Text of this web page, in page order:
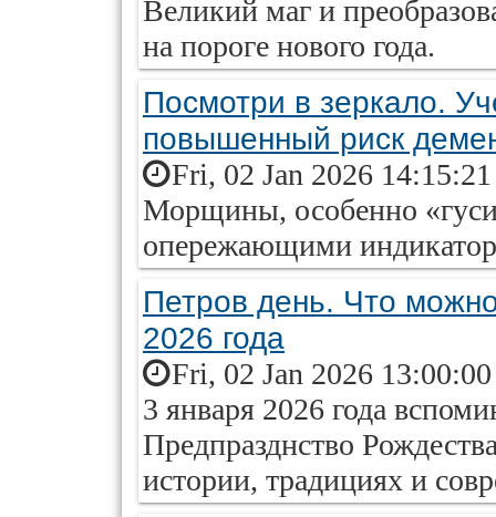
Великий маг и
на пороге нового года.
Посмотри в зеркало.
повышенный риск
Fri, 02 Jan 2026
Морщины, особенно
опережающими
Петров день. Что
2026 года
Fri, 02 Jan 2026
3 января 2026 года
Предпразднство
истории, традициях и